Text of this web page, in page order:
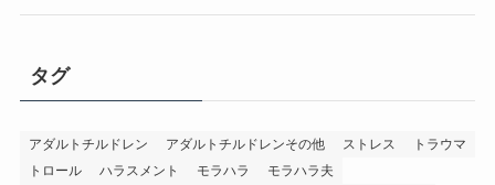
タグ
アダルトチルドレン アダルトチルドレンその他 ストレス
トラウマ
トロール
ハラスメント モラハラ
モラハラ夫